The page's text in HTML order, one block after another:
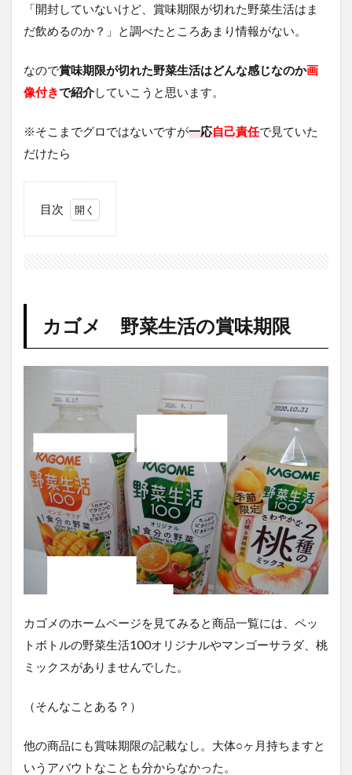
「開封していないけど、賞味期限が切れた野菜生活はま
だ飲めるのか？」と調べたところあまり情報がない。
なので賞味期限が切れた野菜生活はどんな感じなのか画
像付きで紹介していこうと思います。
※そこまでグロではないですが一応自己責任で見ていた
だけたら
目次
味期
限
封の
ペッ
の沈
殿物
は飲
んで
も大
丈夫
か？
が切
れた
野菜
生活
（オ
ナ
ゴー
サラ
カゴメ 野菜生活の賞味期限
カゴメのホームページを見てみると商品一覧には、ペッ
トボトルの野菜生活100オリジナルやマンゴーサラダ、桃
ミックスがありませんでした。
（そんなことある？）
他の商品にも賞味期限の記載なし。大体○ヶ月持ちますと
いうアバウトなことも分からなかった。